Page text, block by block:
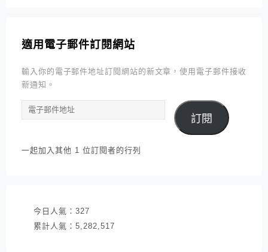
適用電子郵件訂閱網站
輸入你的電子郵件地址訂閱網站的新文章，使用電子郵件接收
新通知。
電
子
件
訂閱
一起加入其他 1 位訂閱者的行列
今日人氣： 327
累計人氣： 5,282,517